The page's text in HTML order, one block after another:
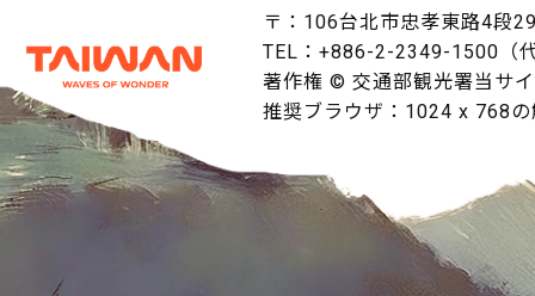
〒：106台北市忠孝東路4段
TEL：+886-2-2349-1500（
著作権 © 交通部観光署当サ
推奨ブラウザ：1024 x 768